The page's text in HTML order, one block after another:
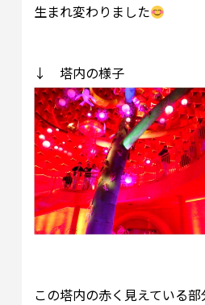
生まれ変わりました
↓ 塔内の様子
この塔内の赤く見えている